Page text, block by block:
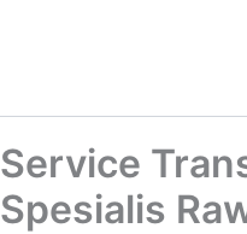
Service
Spesialis